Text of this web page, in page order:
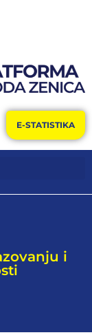
E-STATISTIKA
i